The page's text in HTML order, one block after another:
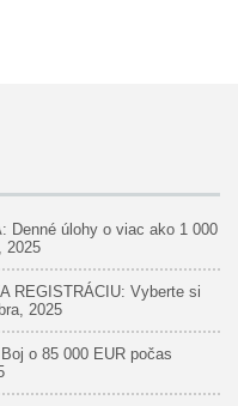
Denné úlohy o viac ako 1 000
2025
REGISTRÁCIU: Vyberte si
2025
o 85 000 EUR počas